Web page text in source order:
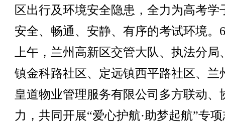
区出行及环境安全隐患，全力为高考学
安全、畅通、安静、有序的考试环境。
上午，兰州高新区交管大队、执法分局
镇金科路社区、定远镇西平路社区、兰
皇道物业管理服务有限公司多方联动、
力，共同开展“爱心护航·助梦起航”专